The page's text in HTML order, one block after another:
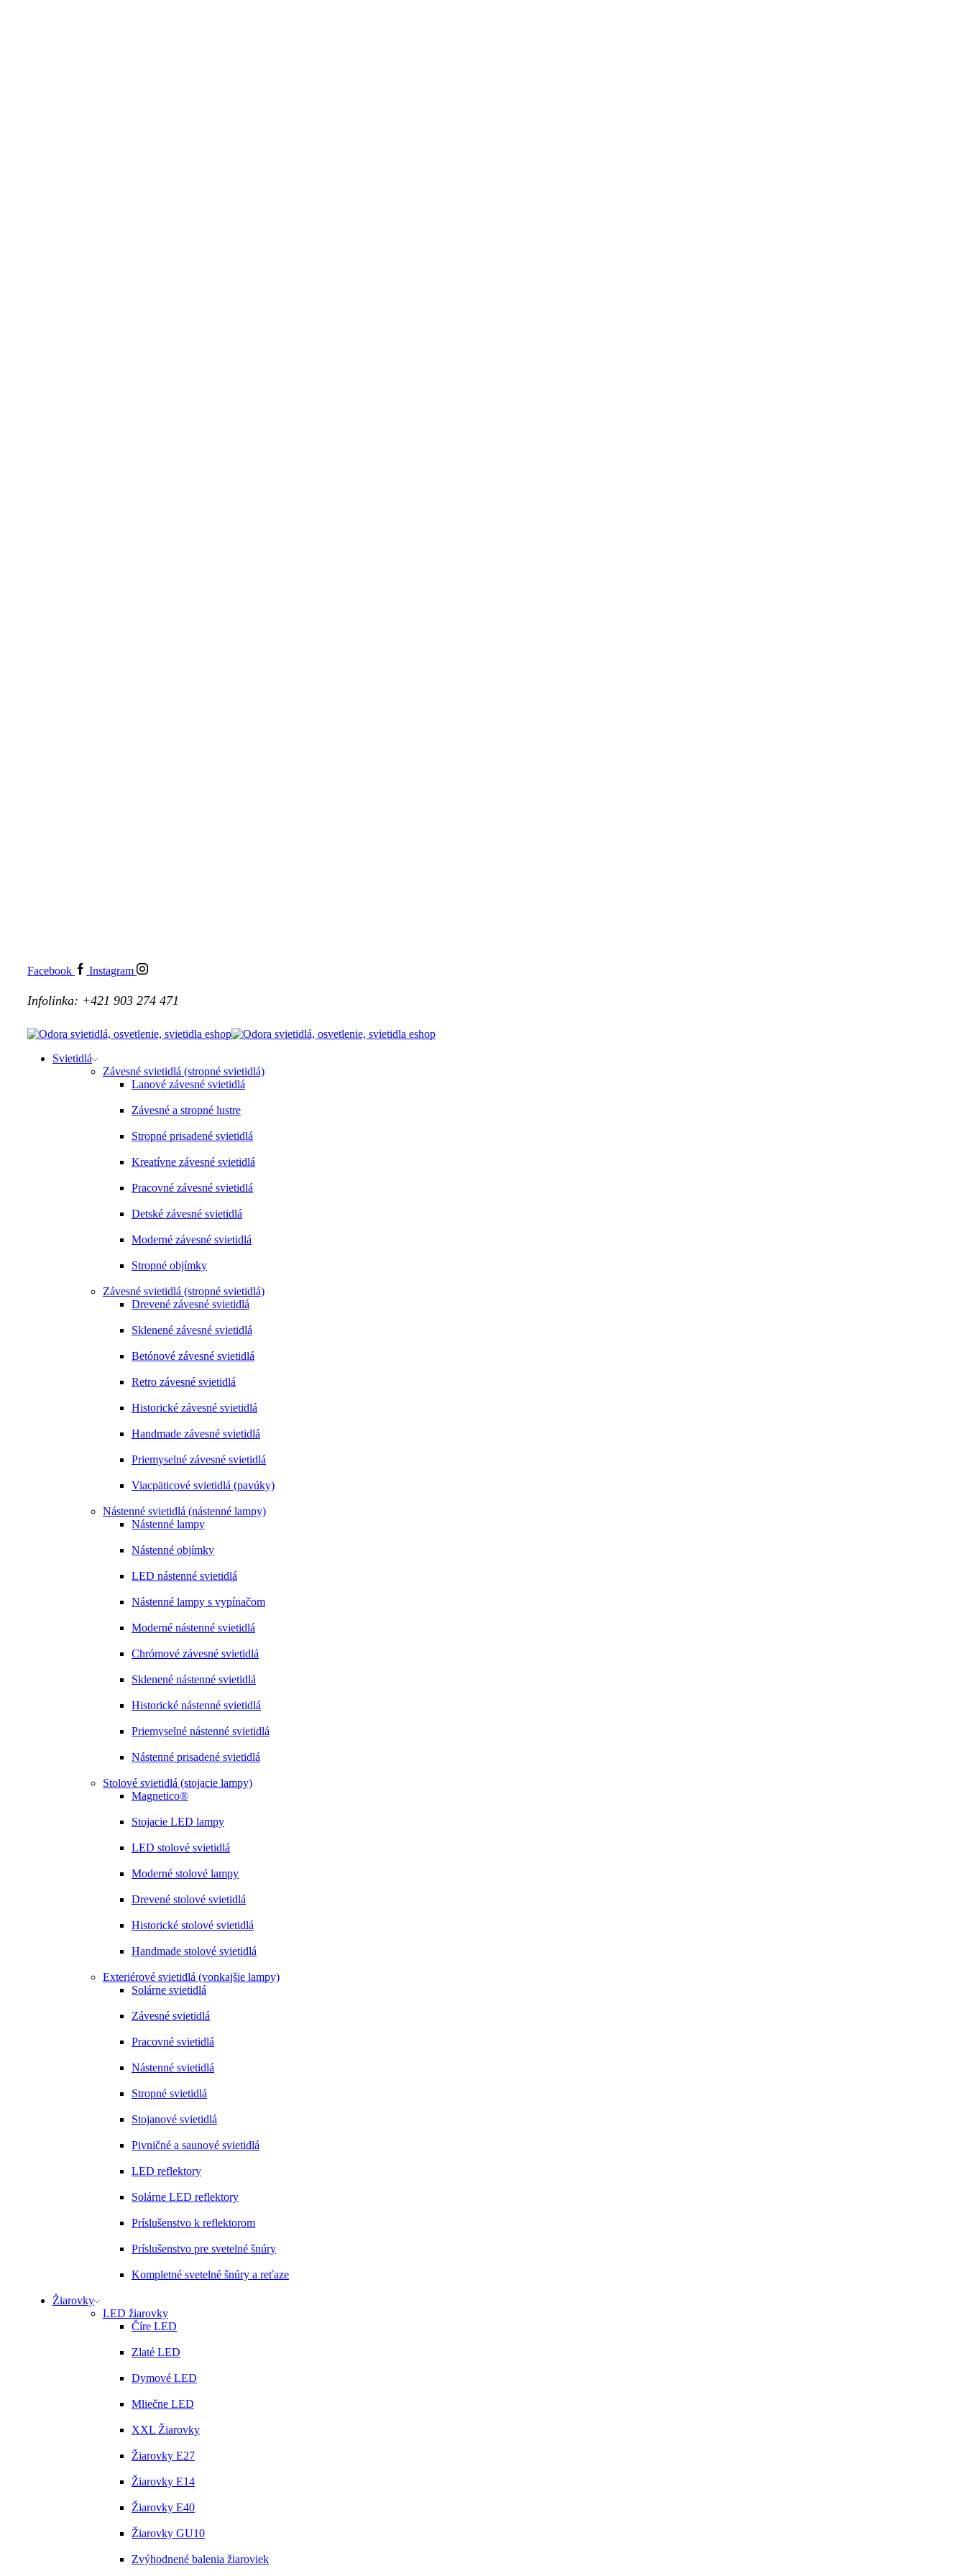
Facebook Instagram
Infolinka: +421 903 274 471
Svietidlá
Závesné svietidlá (stropné svietidlá)
Lanové závesné svietidlá
Závesné a stropné lustre
Stropné prisadené svietidlá
Kreatívne závesné svietidlá
Pracovné závesné svietidlá
Detské závesné svietidlá
Moderné závesné svietidlá
Stropné objímky
Závesné svietidlá (stropné svietidlá)
Drevené závesné svietidlá
Sklenené závesné svietidlá
Betónové závesné svietidlá
Retro závesné svietidlá
Historické závesné svietidlá
Handmade závesné svietidlá
Priemyselné závesné svietidlá
Viacpäticové svietidlá (pavúky)
Nástenné svietidlá (nástenné lampy)
Nástenné lampy
Nástenné objímky
LED nástenné svietidlá
Nástenné lampy s vypínačom
Moderné nástenné svietidlá
Chrómové závesné svietidlá
Sklenené nástenné svietidlá
Historické nástenné svietidlá
Priemyselné nástenné svietidlá
Nástenné prisadené svietidlá
Stolové svietidlá (stojacie lampy)
Magnetico®
Stojacie LED lampy
LED stolové svietidlá
Moderné stolové lampy
Drevené stolové svietidlá
Historické stolové svietidlá
Handmade stolové svietidlá
Exteriérové svietidlá (vonkajšie lampy)
Solárne svietidlá
Závesné svietidlá
Pracovné svietidlá
Nástenné svietidlá
Stropné svietidlá
Stojanové svietidlá
Pivničné a saunové svietidlá
LED reflektory
Solárne LED reflektory
Príslušenstvo k reflektorom
Príslušenstvo pre svetelné šnúry
Kompletné svetelné šnúry a reťaze
Žiarovky
LED žiarovky
Číre LED
Zlaté LED
Dymové LED
Mliečne LED
XXL Žiarovky
Žiarovky E27
Žiarovky E14
Žiarovky E40
Žiarovky GU10
Zvýhodnené balenia žiaroviek